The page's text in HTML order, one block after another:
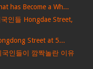
has Become a Wh...
인들 Hongdae Street,
Street at 5...
인들이 깜짝놀란 이유